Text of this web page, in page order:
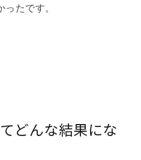
たです。
どんな結果にな